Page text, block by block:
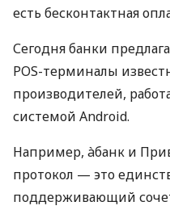
есть бесконтактная
Сегодня банки
POS-терминалы
производителей,
системой Android.
Например, àбанк и
протокол — это
поддерживающий